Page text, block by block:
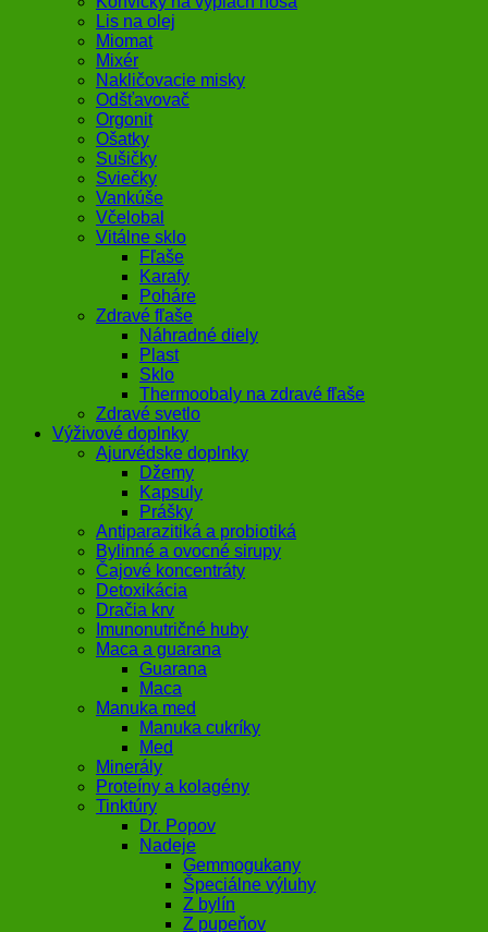
Lis na olej
Miomat
Mixér
Nakličovacie misky
Odšťavovač
Orgonit
Ošatky
Sušičky
Sviečky
Vankúše
Včelobal
Vitálne sklo
Fľaše
Karafy
Poháre
Zdravé fľaše
Náhradné diely
Plast
Sklo
Thermoobaly na zdravé fľaše
Zdravé svetlo
Výživové doplnky
Ajurvédske doplnky
Džemy
Kapsuly
Prášky
Antiparazitiká a probiotiká
Bylinné a ovocné sirupy
Čajové koncentráty
Detoxikácia
Dračia krv
Imunonutričné huby
Maca a guarana
Guarana
Maca
Manuka med
Manuka cukríky
Med
Minerály
Proteíny a kolagény
Tinktúry
Dr. Popov
Nadeje
Gemmogukany
Špeciálne výluhy
Z bylín
Z pupeňov